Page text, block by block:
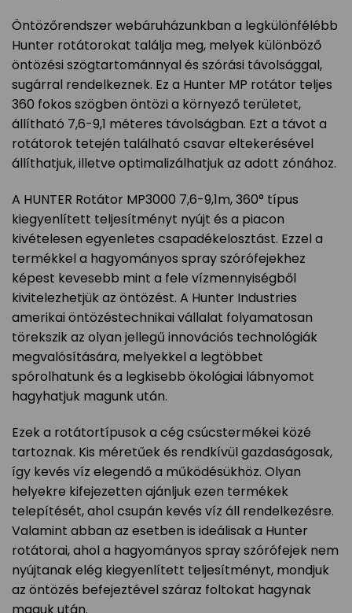
Öntözőrendszer webáruházunkban a legkülönfélébb
Hunter rotátorokat találja meg, melyek különböző
öntözési szögtartománnyal és szórási távolsággal,
sugárral rendelkeznek. Ez a Hunter MP rotátor teljes
360 fokos szögben öntözi a környező területet,
állítható 7,6-9,1 méteres távolságban. Ezt a távot a
rotátorok tetején található csavar eltekerésével
állíthatjuk, illetve optimalizálhatjuk az adott zónához.
A HUNTER Rotátor MP3000 7,6-9,1m, 360° típus
kiegyenlített teljesítményt nyújt és a piacon
kivételesen egyenletes csapadékelosztást. Ezzel a
termékkel a hagyományos spray szórófejekhez
képest kevesebb mint a fele vízmennyiségből
kivitelezhetjük az öntözést. A Hunter Industries
amerikai öntözéstechnikai vállalat folyamatosan
törekszik az olyan jellegű innovációs technológiák
megvalósítására, melyekkel a legtöbbet
spórolhatunk és a legkisebb ökológiai lábnyomot
hagyhatjuk magunk után.
Ezek a rotátortípusok a cég csúcstermékei közé
tartoznak. Kis méretűek és rendkívül gazdaságosak,
így kevés víz elegendő a működésükhöz. Olyan
helyekre kifejezetten ajánljuk ezen termékek
telepítését, ahol csupán kevés víz áll rendelkezésre.
Valamint abban az esetben is ideálisak a Hunter
rotátorai, ahol a hagyományos spray szórófejek nem
nyújtanak elég kiegyenlített teljesítményt, mondjuk
az öntözés befejeztével száraz foltokat hagynak